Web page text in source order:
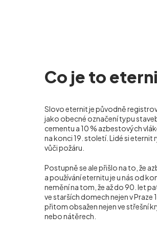
Co je to
Slovo eternit je původně
jako obecné označení typu
cementu a 10 % azbestových
na konci 19. století. Lidé si
vůči požáru.
Postupně se ale přišlo na to, že
a používání eternitu je u nás od
nemění na tom, že až do 90. let
ve starších domech nejen v
přitom obsažen nejen ve střešní
nebo nátěrech.